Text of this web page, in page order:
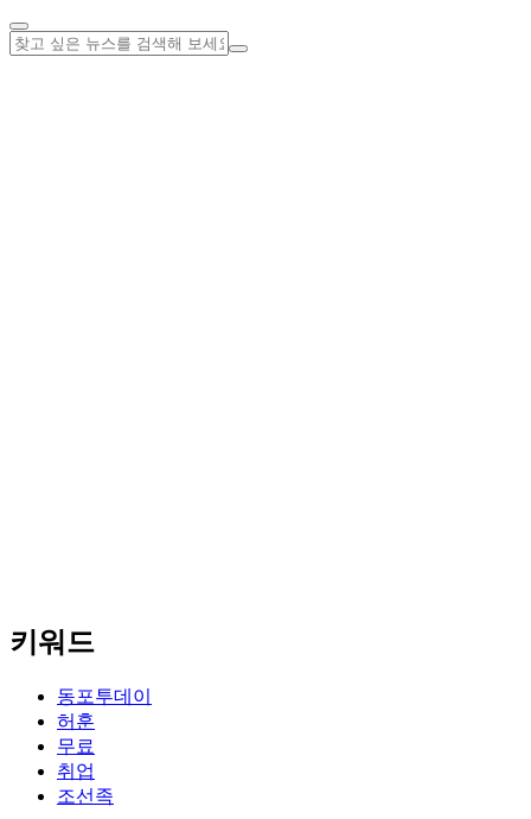
키워드
동포투데이
허훈
무료
취업
조선족